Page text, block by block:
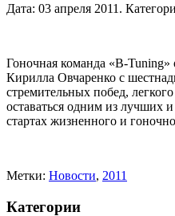
Дата: 03 апреля 2011 .
Гоночная команда «B-Tuning»
Кирилла Овчаренко с
стремительных побед,
оставаться одним из лучших
стартах жизненного и
Метки: Новости, 2011
Категории